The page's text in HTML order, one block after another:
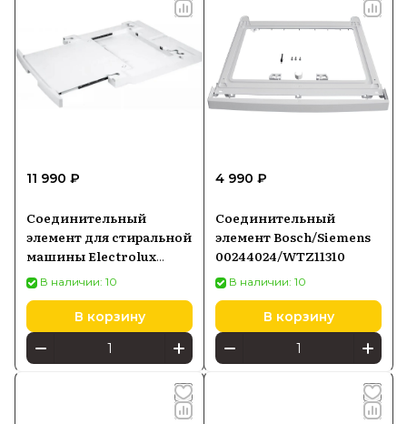
11 990 ₽
Соединительный
элемент для стиральной
машины Electrolux
E1WYHSK1
В наличии: 10
В корзину
4 990 ₽
Соединительный
элемент Bosch/Siemens
00244024/WTZ11310
В наличии: 10
В корзину